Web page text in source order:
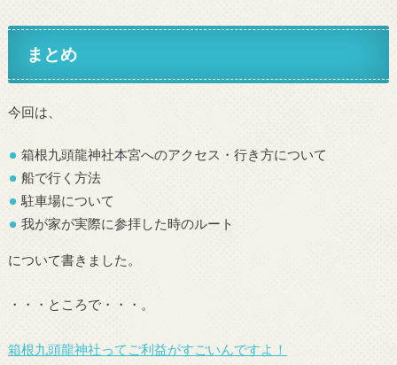
まとめ
今回は、
箱根九頭龍神社本宮へのアクセス・行き方について
船で行く方法
駐車場について
我が家が実際に参拝した時のルート
について書きました。
・・・ところで・・・。
箱根九頭龍神社ってご利益がすごいんですよ！